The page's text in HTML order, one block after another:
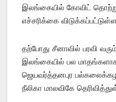
இலங்கையில் கோவிட் தொற்று
எச்சரிக்கை
தற்போது சீனாவில் பரவி
இலங்கையில் பல
ஜெயவர்த்தனபுர
நீலிகா மாலவிகே